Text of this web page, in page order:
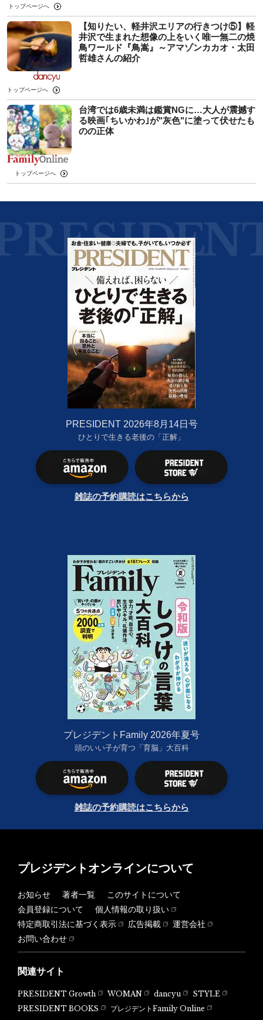
トップページへ
【知りたい、軽井沢エリアの行きつけ⑤】軽
井沢で生まれた想像の上をいく唯一無二の焼
鳥ワールド『鳥嵩』～アマゾンカカオ・太田
哲雄さんの紹介
トップページへ
台湾では6歳未満は鑑賞NGに…大人が震撼す
る映画｢ちいかわ｣が"灰色"に塗って伏せたも
のの正体
トップページへ
PRESIDENT 2026年8月14日号
ひとりで生きる老後の「正解」
雑誌の予約購読はこちらから
プレジデントFamily 2026年夏号
頭のいい子が育つ「育脳」大百科
雑誌の予約購読はこちらから
プレジデントオンラインについて
お知らせ 著者一覧
このサイトについて
会員登録について
個人情報の取り扱い
特定商取引法に基づく表示
広告掲載
運営会社
お問い合わせ
関連サイト
PRESIDENT Growth WOMAN dancyu
STYLE
PRESIDENT BOOKS
プレジデントFamily Online